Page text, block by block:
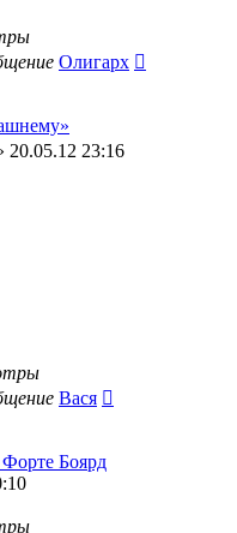
Олигарх
20.05.12 23:16
Вася
Боярд